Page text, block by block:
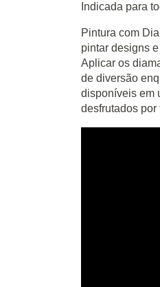
Indicada para
Pintura com
pintar designs
Aplicar os
de diversão
disponíveis em
desfrutados